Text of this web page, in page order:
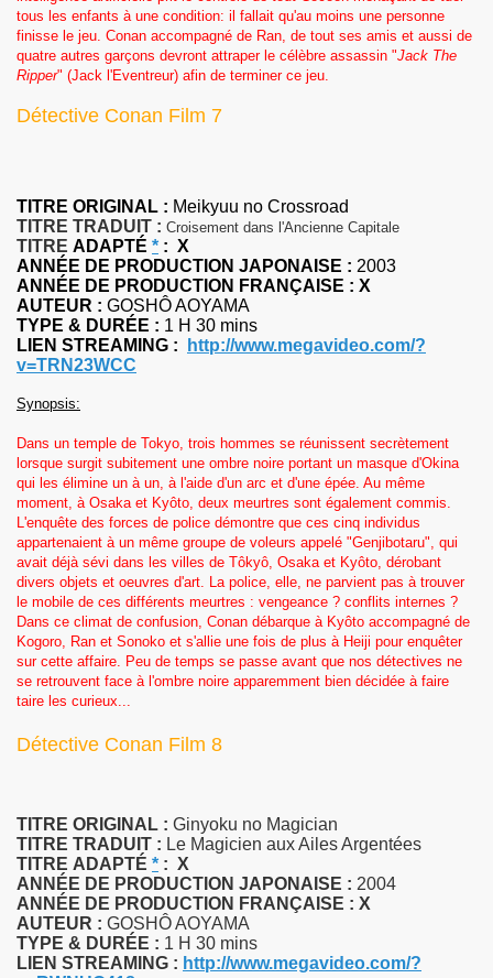
tous les enfants à une condition: il fallait qu'au moins une personne
finisse le jeu. Conan accompagné de Ran, de tout ses amis et aussi de
quatre autres garçons devront attraper le célèbre assassin "Jack The
Ripper" (Jack l'Eventreur) afin de terminer ce jeu.
Détective Conan Film 7
TITRE ORIGINAL : Meikyuu no Crossroad
TITRE TRADUIT : Croisement dans l'Ancienne Capitale
TITRE ADAPTÉ * : X
ANNÉE DE PRODUCTION JAPONAISE : 2003
ANNÉE DE PRODUCTION FRANÇAISE : X
AUTEUR : GOSHÔ AOYAMA
TYPE & DURÉE : 1 H 30 mins
LIEN STREAMING :
http://www.megavideo.com/?
v=TRN23WCC
Synopsis:
Dans un temple de Tokyo, trois hommes se réunissent secrètement
lorsque surgit subitement une ombre noire portant un masque d'Okina
qui les élimine un à un, à l'aide d'un arc et d'une épée. Au même
moment, à Osaka et Kyôto, deux meurtres sont également commis.
L'enquête des forces de police démontre que ces cinq individus
appartenaient à un même groupe de voleurs appelé "Genjibotaru", qui
avait déjà sévi dans les villes de Tôkyô, Osaka et Kyôto, dérobant
divers objets et oeuvres d'art. La police, elle, ne parvient pas à trouver
le mobile de ces différents meurtres : vengeance ? conflits internes ?
Dans ce climat de confusion, Conan débarque à Kyôto accompagné de
Kogoro, Ran et Sonoko et s'allie une fois de plus à Heiji pour enquêter
sur cette affaire. Peu de temps se passe avant que nos détectives ne
se retrouvent face à l'ombre noire apparemment bien décidée à faire
taire les curieux...
Détective Conan Film 8
TITRE ORIGINAL : Ginyoku no Magician
TITRE TRADUIT : Le Magicien aux Ailes Argentées
TITRE ADAPTÉ * : X
ANNÉE DE PRODUCTION JAPONAISE : 2004
ANNÉE DE PRODUCTION FRANÇAISE : X
AUTEUR : GOSHÔ AOYAMA
TYPE & DURÉE : 1 H 30 mins
LIEN STREAMING : http://www.megavideo.com/?